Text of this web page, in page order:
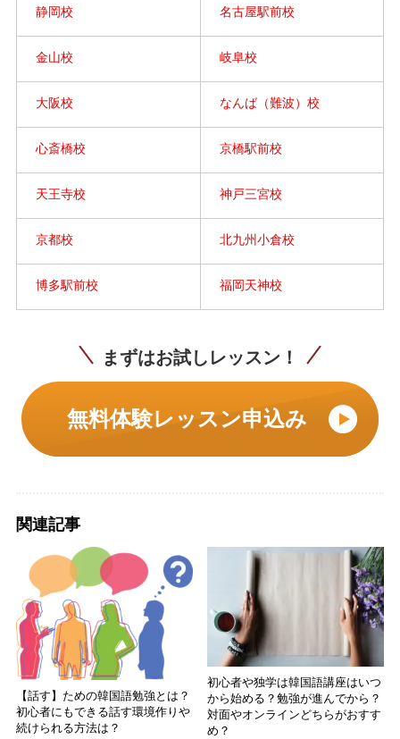
静岡校 名古屋駅前校
金山校 岐阜校
大阪校 なんば（難波）校
心斎橋校 京橋駅前校
天王寺校 神戸三宮校
京都校 北九州小倉校
博多駅前校 福岡天神校
まずはお試しレッスン！
無料体験レッスン申込み
関連記事
【話す】ための韓国語勉強とは？
初心者にもできる話す環境作りや
続けられる方法は？
初心者や独学は韓国語講座はいつ
から始める？勉強が進んでから？
対面やオンラインどちらがおすす
め？